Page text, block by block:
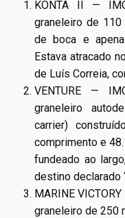
KONTA II —
graneleiro de
de boca e
Estava atracado
de Luís Correia,
VENTURE —
graneleiro
carrier)
comprimento e
fundeado ao
destino declarado
MARINE
graneleiro de 250